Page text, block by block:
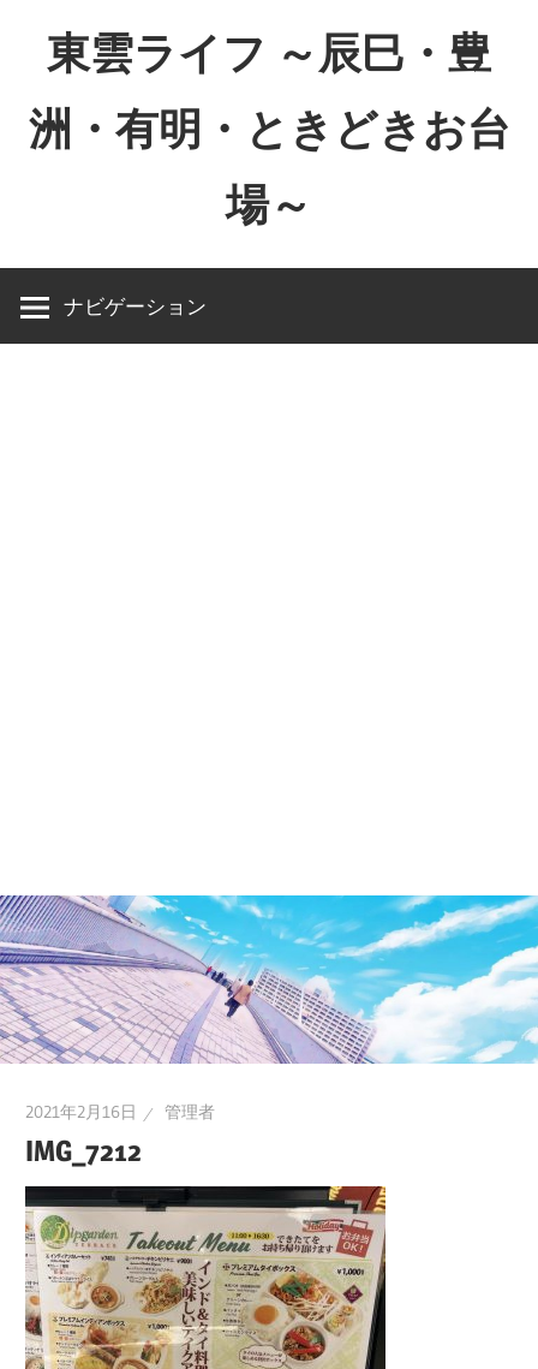
東雲ライフ ～辰巳・豊
洲・有明・ときどきお台
場～
ラ
～
ナビゲーション
2021年2月16日 管理者
IMG_7212